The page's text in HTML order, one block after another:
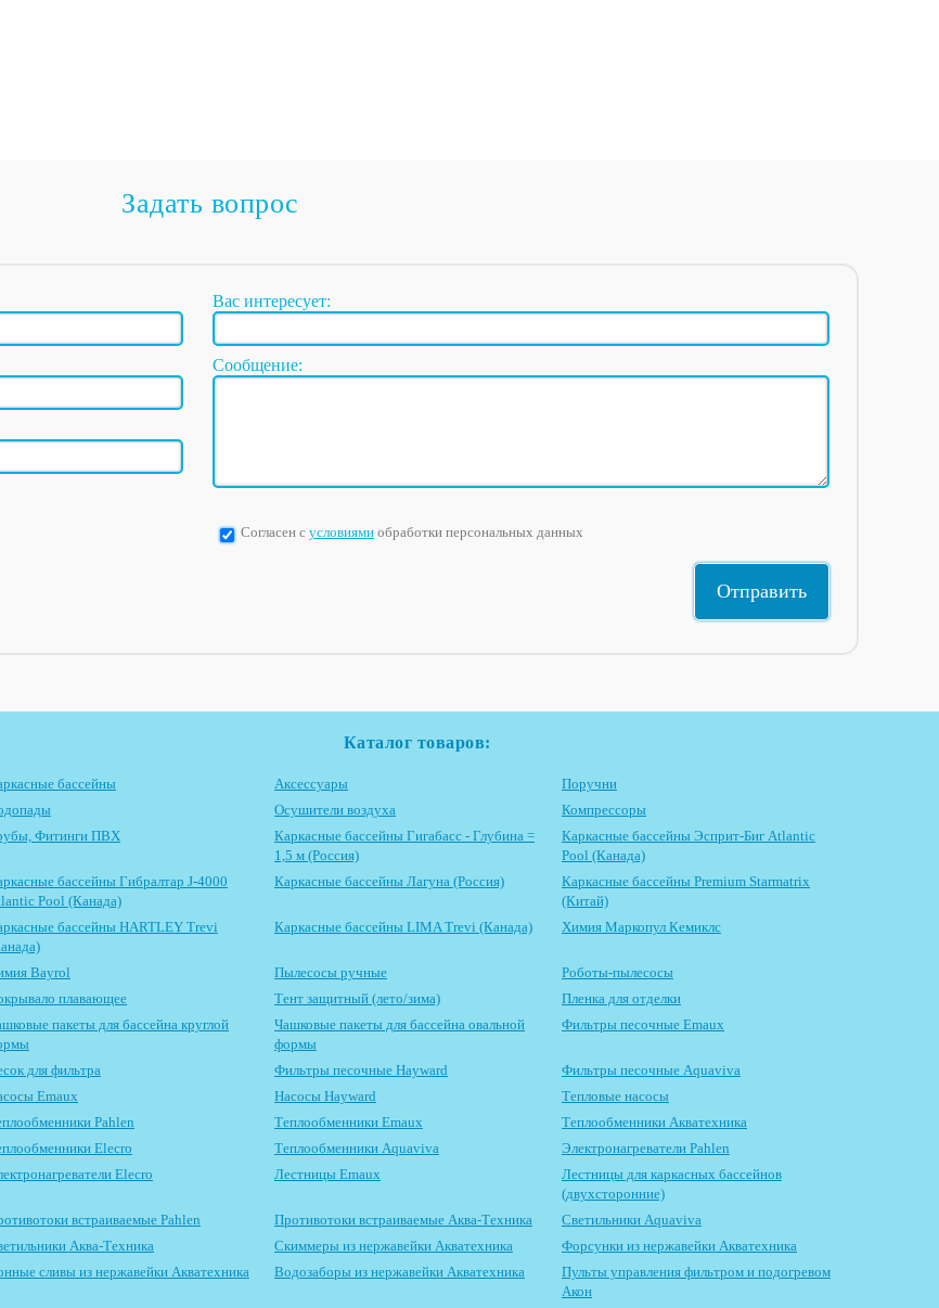
Задать вопрос
Вас интересует:
Сообщение:
Согласен с условиями обработки персональных данных
Каталог товаров:
бассейны Аксессуары
Поручни
Осушители воздуха
Компрессоры
Фитинги ПВХ
Каркасные бассейны Гигабасс - Глубина =
1,5 м (Россия)
Каркасные бассейны Эсприт-Биг Atlantic
Pool (Канада)
бассейны Гибралтар J-4000
Pool (Канада)
Каркасные бассейны Лагуна (Россия)
Каркасные бассейны Premium Starmatrix
(Китай)
бассейны HARTLEY Trevi
Каркасные бассейны LIMA Trevi (Канада) Химия Маркопул Кемиклс
Bayrol Пылесосы ручные
Роботы-пылесосы
плавающее
Тент защитный (лето/зима)
Пленка для отделки
пакеты для бассейна круглой
Чашковые пакеты для бассейна овальной
формы
Фильтры песочные Emaux
для фильтра Фильтры песочные Hayward
Фильтры песочные Aquaviva
Emaux
Насосы Hayward
Тепловые насосы
Pahlen
Теплообменники Emaux
Теплообменники Акватехника
Elecro
Теплообменники Aquaviva
Электронагреватели Pahlen
Elecro
Лестницы Emaux
Лестницы для каркасных бассейнов
(двухсторонние)
встраиваемые Pahlen
Противотоки встраиваемые Аква-Техника
Светильники Aquaviva
Аква-Техника
Скиммеры из нержавейки Акватехника
Форсунки из нержавейки Акватехника
сливы из нержавейки Акватехника
Водозаборы из нержавейки Акватехника
Пульты управления фильтром и подогревом
Акон